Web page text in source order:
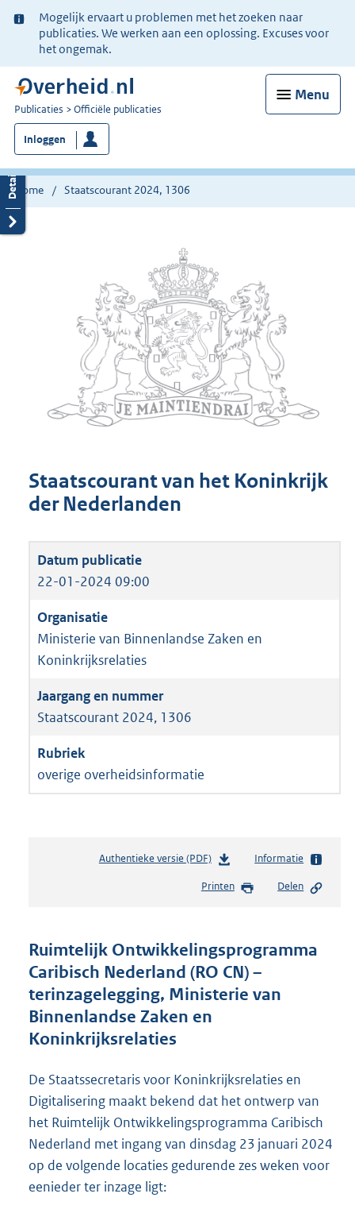
Ter
informatie:
Mogelijk ervaart u problemen met het zoeken naar
publicaties. We werken aan een oplossing. Excuses voor
het ongemak.
Menu
U
bent
nu
hier:
Publicaties Officiële publicaties
Inloggen
Home Staatscourant 2024, 1306
Staatscourant van het Koninkrijk
der Nederlanden
22-01-2024 09:00
Ministerie van Binnenlandse Zaken en
Koninkrijksrelaties
Staatscourant 2024, 1306
overige overheidsinformatie
Authentieke versie (PDF)b
s
d
s
g
o
t
:
1
1
Informatie
Printen Delen
Ruimtelijk Ontwikkelingsprogramma
Caribisch Nederland (RO CN) –
terinzagelegging, Ministerie van
Binnenlandse Zaken en
Koninkrijksrelaties
De Staatssecretaris voor Koninkrijksrelaties en
Digitalisering maakt bekend dat het ontwerp van
het Ruimtelijk Ontwikkelingsprogramma Caribisch
Nederland met ingang van dinsdag 23 januari 2024
op de volgende locaties gedurende zes weken voor
eenieder ter inzage ligt: